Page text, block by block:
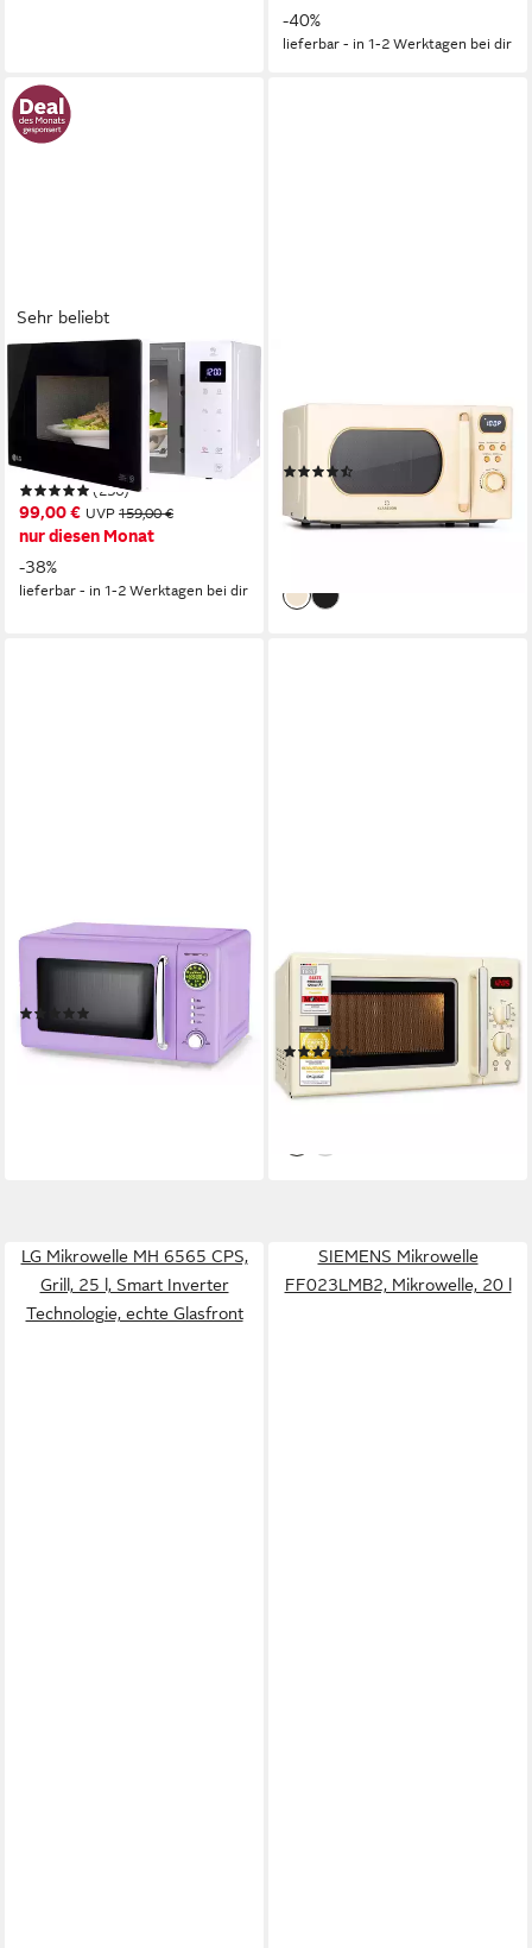
-40%
lieferbar - in 1-2 Werktagen bei dir
Sehr beliebt
Mikrowelle MS 23 NECBW
1000W Leistung
23 l Kapazität
5
(236)
99,00 € UVP 159,00 €
nur diesen Monat
-38%
lieferbar - in 1-2 Werktagen bei dir
Leistung
Kapazität
117,99 € UVP146,99 €
10,78 €
mtl. in 12 Raten
EMERIO
700W
112,95 €
10,32 €mtl. in 12 Raten
Mikrowelle
1000W Leistung
20,00 l Kapazität
Leistungsstufen
(28)
123,43 €
11,27 €mtl. in 12 Raten
LG Mikrowelle MH 6565 CPS,
Grill, 25 l, Smart Inverter
Technologie, echte Glasfront
SIEMENS Mikrowelle
FF023LMB2, Mikrowelle, 20 l